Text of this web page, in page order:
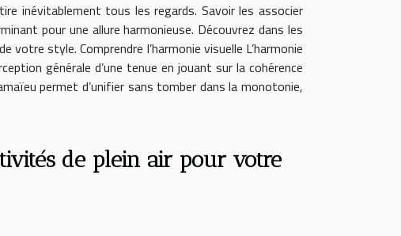
inévitablement tous les regards. Savoir les associer
pour une allure harmonieuse. Découvrez dans les
style. Comprendre l’harmonie visuelle L’harmonie
générale d’une tenue en jouant sur la cohérence
permet d’unifier sans tomber dans la monotonie,
de plein air pour votre